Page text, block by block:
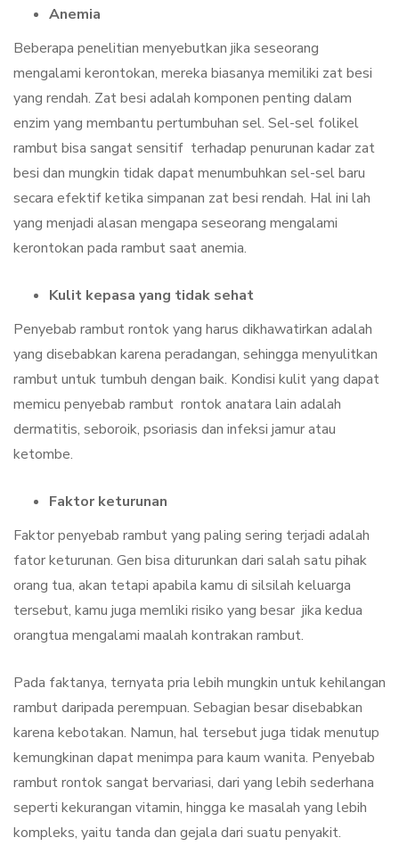
Anemia
Beberapa penelitian menyebutkan jika seseorang
mengalami kerontokan, mereka biasanya memiliki zat besi
yang rendah. Zat besi adalah komponen penting dalam
enzim yang membantu pertumbuhan sel. Sel-sel folikel
rambut bisa sangat sensitif terhadap penurunan kadar zat
besi dan mungkin tidak dapat menumbuhkan sel-sel baru
secara efektif ketika simpanan zat besi rendah. Hal ini lah
yang menjadi alasan mengapa seseorang mengalami
kerontokan pada rambut saat anemia.
Kulit kepasa yang tidak sehat
Penyebab rambut rontok yang harus dikhawatirkan adalah
yang disebabkan karena peradangan, sehingga menyulitkan
rambut untuk tumbuh dengan baik. Kondisi kulit yang dapat
memicu penyebab rambut rontok anatara lain adalah
dermatitis, seboroik, psoriasis dan infeksi jamur atau
ketombe.
Faktor keturunan
Faktor penyebab rambut yang paling sering terjadi adalah
fator keturunan. Gen bisa diturunkan dari salah satu pihak
orang tua, akan tetapi apabila kamu di silsilah keluarga
tersebut, kamu juga memliki risiko yang besar jika kedua
orangtua mengalami maalah kontrakan rambut.
Pada faktanya, ternyata pria lebih mungkin untuk kehilangan
rambut daripada perempuan. Sebagian besar disebabkan
karena kebotakan. Namun, hal tersebut juga tidak menutup
kemungkinan dapat menimpa para kaum wanita. Penyebab
rambut rontok sangat bervariasi, dari yang lebih sederhana
seperti kekurangan vitamin, hingga ke masalah yang lebih
kompleks, yaitu tanda dan gejala dari suatu penyakit.